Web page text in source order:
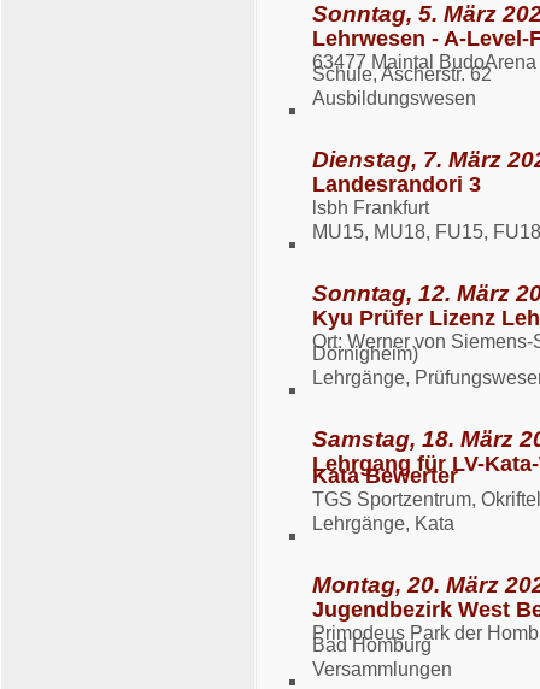
Sonntag, 5. März
Lehrwesen - A-Level-
63477 Maintal
Schule, Ascherstr. 62
Ausbildungswesen
Dienstag, 7. März
Landesrandori 3
lsbh Frankfurt
MU15, MU18, FU15,
Sonntag, 12. März
Kyu Prüfer Lizenz
Ort: Werner von
Dörnigheim)
Lehrgänge,
Samstag, 18. März
Lehrgang für LV-
Kata Bewerter
TGS Sportzentrum,
Lehrgänge, Kata
Montag, 20. März
Jugendbezirk West
Primodeus Park der
Bad Homburg
Versammlungen